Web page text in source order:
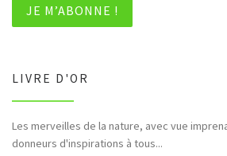
LIVRE D'OR
Les merveilles de la nature, avec vue
donneurs d'inspirations à tous...
Bonjour et merci pour tous ces hommages
flore,etc...)